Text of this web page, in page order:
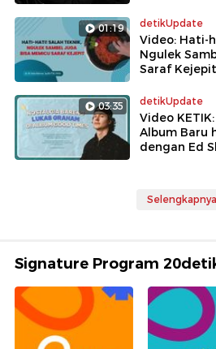
01:19 detikUpdate
Video: Hati-
Ngulek
Saraf Kejepit
03:35 detikUpdate
Video
Album Baru
dengan Ed
Selengkapnya
Signature Program